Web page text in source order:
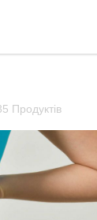
Продуктів